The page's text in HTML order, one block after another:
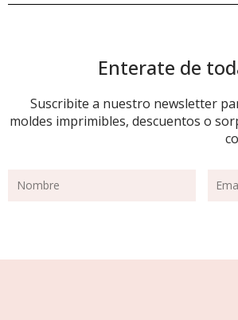
Enterate de
Suscribite a nuestro newsletter
moldes imprimibles, descuentos o